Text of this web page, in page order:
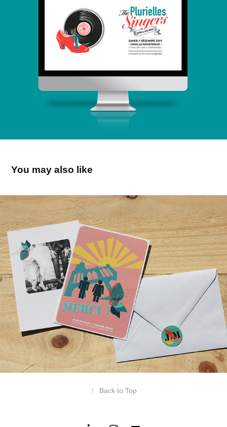
You may also like
Faire Part de Mariage
↑ Back to Top